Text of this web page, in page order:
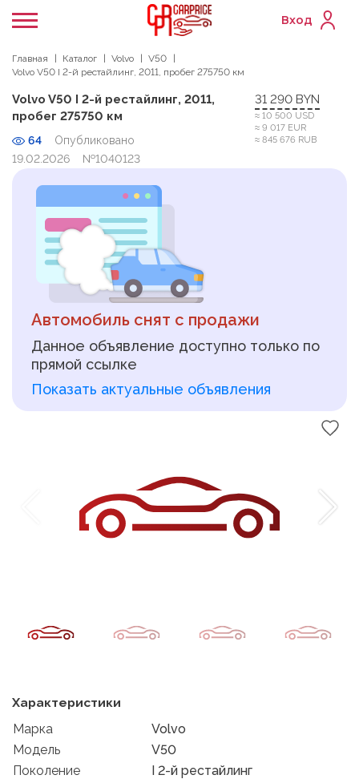
Вход
Главная Каталог Volvo
V50
Volvo V50 I 2-й рестайлинг, 2011, пробег 275750 км
Volvo V50 I 2-й рестайлинг, 2011,
пробег 275750 км
64
Опубликовано
19.02.2026
№1040123
31 290 BYN
≈ 10 500 USD
≈ 9 017 EUR
≈ 845 676 RUB
Автомобиль снят с продажи
Данное объявление доступно только по
прямой ссылке
Показать актуальные объявления
Характеристики
Марка
Volvo
Модель
V50
Поколение
I 2-й рестайлинг